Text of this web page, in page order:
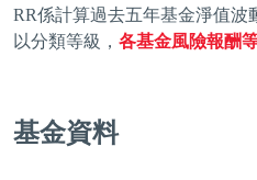
RR係計算過去五年基金淨值波
以分類等級， 各基金風險報酬
基金資料